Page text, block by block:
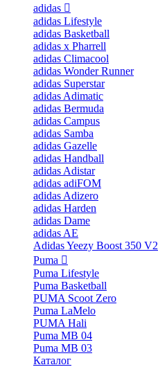
adidas
adidas Lifestyle
adidas Basketball
adidas x Pharrell
adidas Climacool
adidas Wonder Runner
adidas Superstar
adidas Adimatic
adidas Bermuda
adidas Campus
adidas Samba
adidas Gazelle
adidas Handball
adidas Adistar
adidas adiFOM
adidas Adizero
adidas Harden
adidas Dame
adidas AE
Adidas Yeezy Boost 350 V2
Puma
Puma Lifestyle
Puma Basketball
PUMA Scoot Zero
Puma LaMelo
PUMA Hali
Puma MB 04
Puma MB 03
Каталог